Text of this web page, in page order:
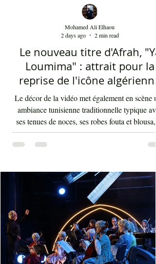
Le nouveau titre d'Afrah, "Ya
Loumima" : attrait pour la
reprise de l'icône algérienne
Rabah Driassa
Le décor de la vidéo met également en scène
ambiance tunisienne traditionnelle typique
de beauté, ainsi que la foule attirée et entraînée
cette célébration, comprenant notamment les
youyous, les larmes de bonheur et les
applaudissements sincères. "Ya Loumima"
sans doute, à capturer toute l'ambivalence de
moment précieux grâce à une performance
Mohamed Ali Elhaou
2 days ago
2 min read